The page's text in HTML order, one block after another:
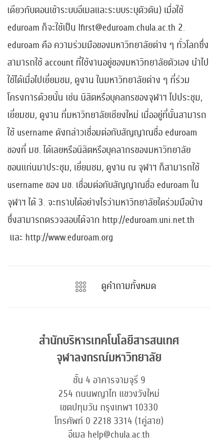
เดียวกับตอนเข้าระบบอีเมลและระบบระบุตัวตัน) เมื่อใช้
eduroam ก็จะใช้เป็น lfirst@eduroam.chula.ac.th 2.
eduroam คือ ความร่วมมือของมหาวิทยาลัยต่าง ๆ ทั่วโลกซึ่ง
สามารถใช้ account ที่ใช้งานอยู่ของมหาวิทยาลัยตัวเอง นำไป
ใช้ได้เมื่อไปเยี่ยมชม, ดูงาน ในมหาวิทยาลัยต่าง ๆ ที่ร่วม
โครงการด้วยนั้น เช่น นิสิตหรือบุคลกรของจุฬาฯ ไปประชุม,
เยี่ยมชม, ดูงาน ที่มหาวิทยาลัยเชียงใหม่ เมื่ออยู่ที่นั้นสามารถ
ใช้ username ดังกล่าวเชื่อมต่อกับสัญญาณชื่อ eduroam
ของที่ มช. ได้เลยหรือนิสิตหรือบุคลากรของมหาวิทยาลัย
ขอนแก่นมาประชุม, เยี่ยมชม, ดูงาน ณ จุฬาฯ ก็สามารถใช้
username ของ มข. เชื่อมต่อกับสัญญาณชื่อ eduroam ใน
จุฬาฯ ได้ 3. จะทราบได้อย่างไรว่ามหาวิทยาลัยใดร่วมมือบ้าง
ซึ่งสามารถตรวจสอบได้จาก http://eduroam.uni.net.th
และ http://www.eduroam.org
ดูคำถามทั้งหมด
สำนักบริหารเทคโนโลยีสารสนเทศ
จุฬาลงกรณ์มหาวิทยาลัย
ชั้น 4 อาคารจามจุรี 9
254 ถนนพญาไท แขวงวังใหม่
เขตปทุมวัน กรุงเทพฯ 10330
โทรศัพท์ 0 2218 3314 (1คู่สาย)
อีเมล help@chula.ac.th